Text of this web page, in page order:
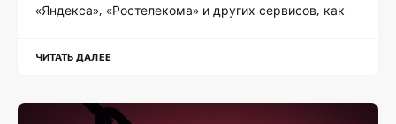
«Яндекса», «Ростелекома» и других сервисов, как
ЧИТАТЬ ДАЛЕЕ